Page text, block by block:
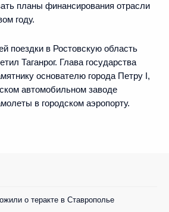
планы финансирования отрасли
году.
поездки в Ростовскую область
Таганрог. Глава государства
основателю города Петру I,
автомобильном заводе
в городском аэропорту.
о теракте в Ставрополье